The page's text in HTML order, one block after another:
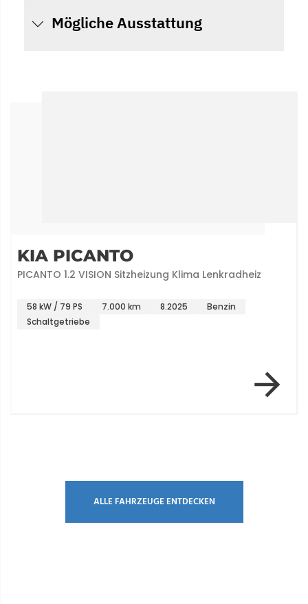
Mögliche Ausstattung
KIA PICANTO
PICANTO 1.2 VISION Sitzheizung Klima Lenkradheiz
58 kW / 79 PS 7.000 km 8.2025
Benzin
Schaltgetriebe
ALLE FAHRZEUGE ENTDECKEN